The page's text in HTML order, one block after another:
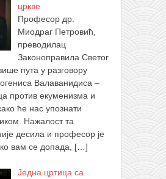
цркве
Професор др.
Миодраг Петровић,
преводилац
Законоправила Светог
пута у разговору
Валаванидиса –
против екуменизма и
ће нас упознати
Нажалост та
десила и професор је
вам се допада, […]
Једна цртица са